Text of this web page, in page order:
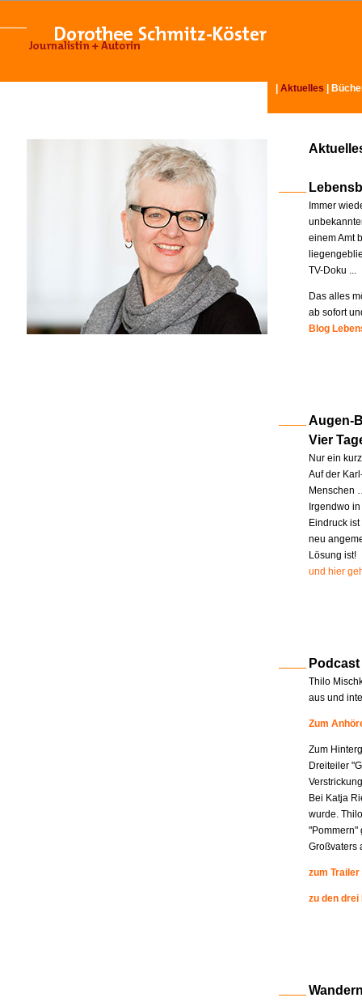
Aktuelles
Immer
einem Amt
TV-Doku ...
Das alles
ab sofort
Blog
Augen-
Vier
Nur ein
Auf der
Menschen
Irgendwo
Eindruck
neu
Lösung ist!
und hier
Podcast
Thilo
aus und
Zum
Zum
Dreiteiler
Bei Katja
wurde.
"Pommern"
Großvaters
zum Trailer
zu den